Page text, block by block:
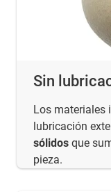
Sin
Los materiales
lubricación
sólidos que
pieza.